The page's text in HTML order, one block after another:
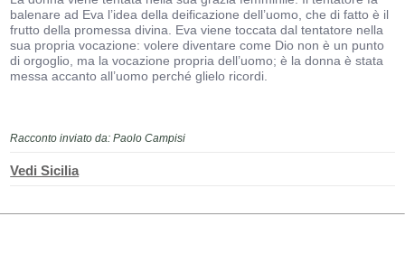
balenare ad Eva l’idea della deificazione dell’uomo, che di fatto è il
frutto della promessa divina. Eva viene toccata dal tentatore nella
sua propria vocazione: volere diventare come Dio non è un punto
di orgoglio, ma la vocazione propria dell’uomo; è la donna è stata
messa accanto all’uomo perché glielo ricordi.
Racconto inviato da: Paolo Campisi
Vedi Sicilia